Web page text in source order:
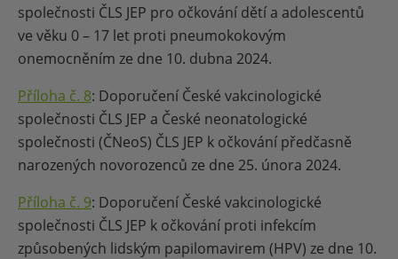
společnosti ČLS JEP pro očkování dětí a adolescentů
ve věku 0 – 17 let proti pneumokokovým
onemocněním ze dne 10. dubna 2024.
Příloha č. 8: Doporučení České vakcinologické
společnosti ČLS JEP a České neonatologické
společnosti (ČNeoS) ČLS JEP k očkování předčasně
narozených novorozenců ze dne 25. února 2024.
Příloha č. 9: Doporučení České vakcinologické
společnosti ČLS JEP k očkování proti infekcím
způsobených lidským papilomavirem (HPV) ze dne 10.